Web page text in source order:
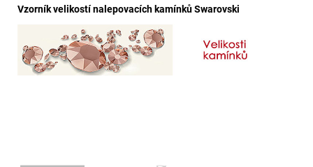
Vzorník velikostí nalepovacích kamínků Swarovski